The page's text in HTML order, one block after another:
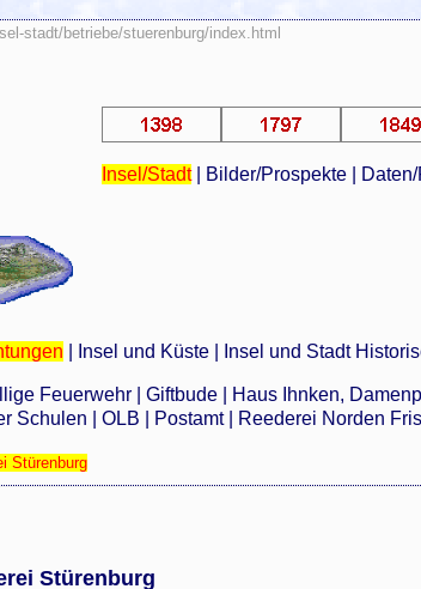
stadt/betriebe/stuerenburg/index.html
Insel/Stadt| Bilder/Prospekte|
Insel und Küste Insel und Stadt
Feuerwehr |Giftbude Haus Ihnken,
Schulen |OLB Postamt| Reederei Norden
Stürenburg
Stürenburg